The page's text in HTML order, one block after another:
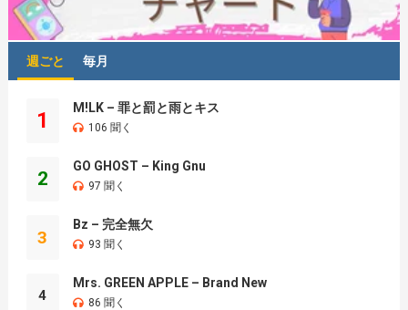
週ごと 毎月
1
M!LK – 罪と罰と雨とキス
106 聞く
2
GO GHOST – King Gnu
97 聞く
3
Bz – 完全無欠
93 聞く
4
Mrs. GREEN APPLE – Brand New
86 聞く